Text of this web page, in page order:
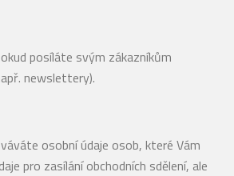
posíláte svým zákazníkům
newslettery).
osobní údaje osob, které Vám
pro zasílání obchodních sdělení, ale